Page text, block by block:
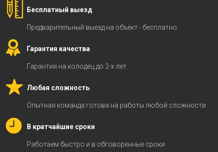
Бесплатный выезд
Предварительный выезд на объект - бесплатно
Гарантия качества
Гарантия на колодец до 2-х лет
Любая сложность
Опытная команда готова на работы любой сложности
В кратчайшие сроки
Работаем быстро и в обговоренные сроки